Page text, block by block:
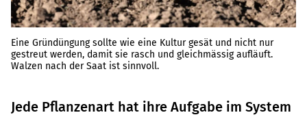
Eine Gründüngung sollte wie eine Kultur gesät und nicht nur
gestreut werden, damit sie rasch und gleichmässig aufläuft.
Walzen nach der Saat ist sinnvoll.
Jede Pflanzenart hat ihre Aufgabe im System